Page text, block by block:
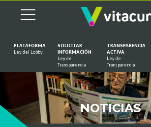
PLATAFORMA
Ley del Lobby
SOLICITAR
INFORMACIÓN
Ley de
Transparencia
TRANSPARENCIA
ACTIVA
Ley de
Transparencia
NOTICIAS